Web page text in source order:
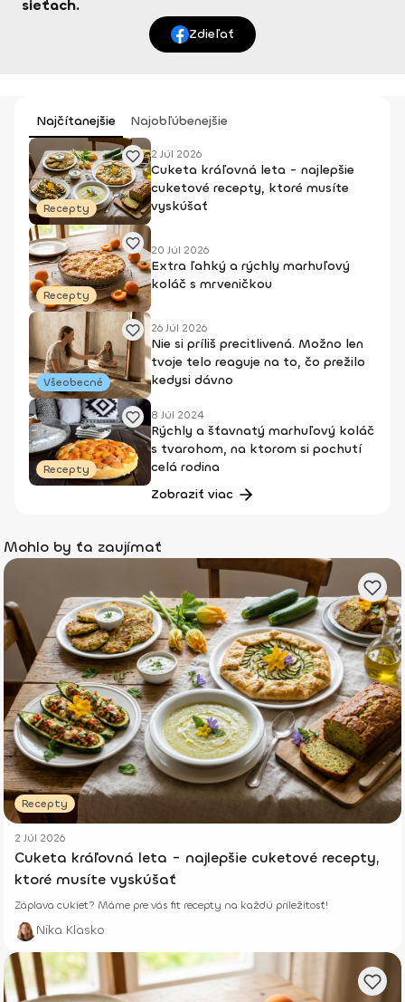
sieťach.
Zdieľať
Najčítanejšie Najobľúbenejšie
Recepty
2 Júl 2026
Cuketa kráľovná leta - najlepšie
cuketové recepty, ktoré musíte
vyskúšať
Recepty
20 Júl 2026
Extra ľahký a rýchly marhuľový
koláč s mrveničkou
Všeobecné
26 Júl 2026
Nie si príliš precitlivená. Možno len
tvoje telo reaguje na to, čo prežilo
kedysi dávno
Recepty
8 Júl 2024
Rýchly a šťavnatý marhuľový koláč
s tvarohom, na ktorom si pochutí
celá rodina
Zobraziť viac
Mohlo by ťa zaujímať
Recepty
2 Júl 2026
Cuketa kráľovná leta - najlepšie cuketové recepty,
ktoré musíte vyskúšať
Záplava cukiet? Máme pre vás fit recepty na každú príležitosť!
Nika Klasko